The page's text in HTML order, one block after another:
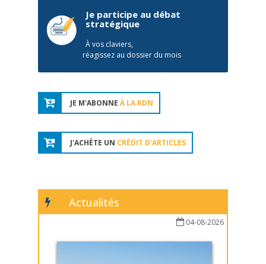
Je participe au débat
stratégique
À vos claviers,
réagissez au dossier du mois
JE M'ABONNE À LA RDN
J'ACHÈTE UN CRÉDIT D'ARTICLES
Actualités
04-08-2026